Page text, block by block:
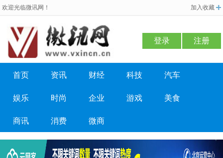
欢迎光临微讯网！ 加入收藏
登录 注册
首页 资讯 财经 科技 汽车
娱乐 时尚 企业 游戏 美食
商讯 消费 微商